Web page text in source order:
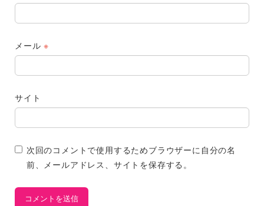
メール※
サイト
次回のコメントで使用するためブラウザーに自分の名
前、メールアドレス、サイトを保存する。